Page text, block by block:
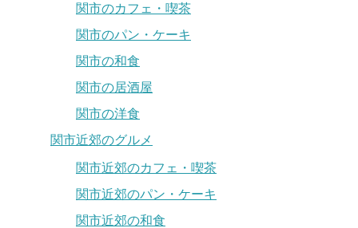
関市のカフェ・喫茶
関市のパン・ケーキ
関市の和食
関市の居酒屋
関市の洋食
関市近郊のグルメ
関市近郊のカフェ・喫茶
関市近郊のパン・ケーキ
関市近郊の和食